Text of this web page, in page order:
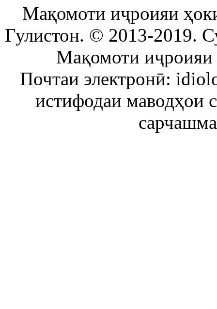
Мақомоти иҷроияи
Гулистон. © 2013-2019.
Мақомоти иҷроияи
Почтаи электронӣ:
истифодаи маводҳои